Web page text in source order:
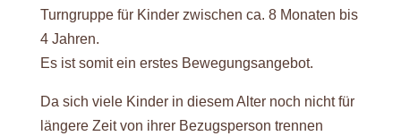
Turngruppe für Kinder zwischen ca. 8 Monaten bis
4 Jahren.
Es ist somit ein erstes Bewegungsangebot.
Da sich viele Kinder in diesem Alter noch nicht für
längere Zeit von ihrer Bezugsperson trennen